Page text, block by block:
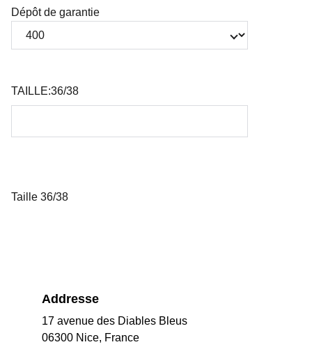
Dépôt de garantie
TAILLE:36/38
Taille 36/38
Addresse
17 avenue des Diables Bleus
06300 Nice, France